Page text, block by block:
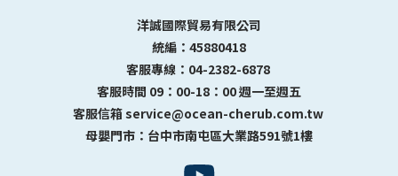
洋誠國際貿易有限公司
統編：45880418
客服專線：04-2382-6878
客服時間 09：00-18：00 週一至週五
客服信箱 service@ocean-cherub.com.tw
母嬰門市：台中市南屯區大業路591號1樓